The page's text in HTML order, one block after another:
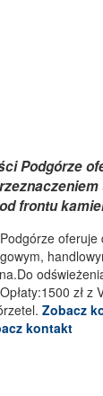
Podgórze
frontu
zł
Zobacz
kontakt